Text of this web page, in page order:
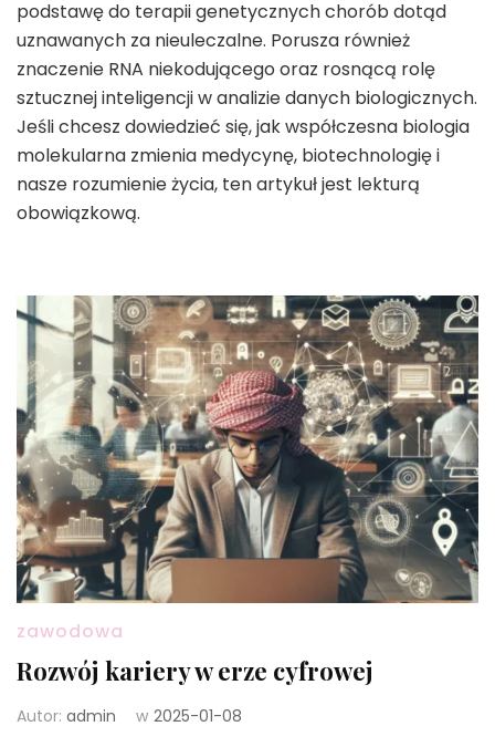
podstawę do terapii genetycznych chorób dotąd
uznawanych za nieuleczalne. Porusza również
znaczenie RNA niekodującego oraz rosnącą rolę
sztucznej inteligencji w analizie danych biologicznych.
Jeśli chcesz dowiedzieć się, jak współczesna biologia
molekularna zmienia medycynę, biotechnologię i
nasze rozumienie życia, ten artykuł jest lekturą
obowiązkową.
zawodowa
Rozwój kariery w erze cyfrowej
Autor: admin w 2025-01-08